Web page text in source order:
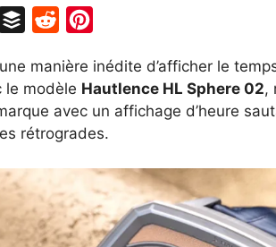
e
d
d
i
n
t
e
e
s
t
manière inédite d’afficher le
le modèle Hautlence HL Sphere 02,
avec un affichage d’heure
rétrogrades.